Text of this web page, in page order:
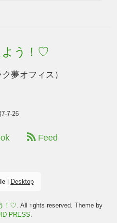
よう！♡
夢オフィス）
7-26
Feed
| Desktop
！♡. All rights reserved. Theme by
PRESS.